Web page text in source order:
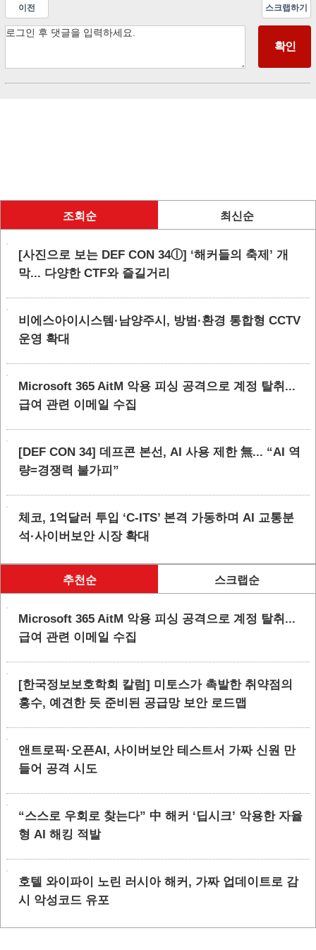
이전 스크랩하기
조회순 최신순
[사진으로 보는 DEF CON 34ⓛ] ‘해커들의 축제’ 개
막... 다양한 CTF와 즐길거리
비에스아이시스템·남양주시, 방범·환경 통합형 CCTV
운영 확대
Microsoft 365 AitM 악용 피싱 공격으로 계정 탈취...
급여 관련 이메일 수집
[DEF CON 34] 데프콘 본선, AI 사용 제한 無... “AI 역
량=경쟁력 불가피”
체코, 1억달러 투입 ‘C-ITS’ 본격 가동하며 AI 교통분
석·사이버보안 시장 확대
추천순 스크랩순
Microsoft 365 AitM 악용 피싱 공격으로 계정 탈취...
급여 관련 이메일 수집
[한국정보보호학회 칼럼] 미토스가 촉발한 취약점의
홍수, 예견한 듯 준비된 공급망 보안 로드맵
앤트로픽·오픈AI, 사이버보안 테스트서 가짜 신원 만
들어 공격 시도
“스스로 우회로 찾는다” 中 해커 ‘딥시크’ 악용한 자율
형 AI 해킹 적발
호텔 와이파이 노린 러시아 해커, 가짜 업데이트로 감
시 악성코드 유포